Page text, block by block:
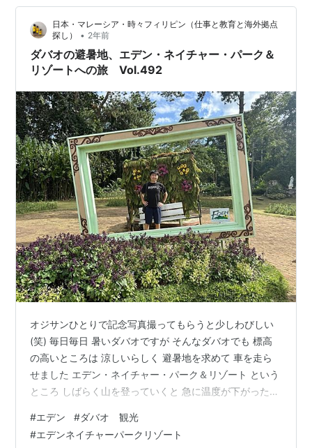
リゾロリ 大イベントになっていました なんか身近な企業
の お祝いって うれしいですよね ミンダナオ島とBEPPU
ダバオのある ミンダナオ島の地図 とBEPPUのコラボ…
日本・マレーシア・時々フィリピン（仕事と教育と海外拠点
探し）
• 2年前
ダバオの避暑地、エデン・ネイチャー・パーク＆
リゾートへの旅 Vol.492
オジサンひとりで記念写真撮ってもらうと少しわびしい
(笑) 毎日毎日 暑いダバオですが そんなダバオでも 標高
の高いところは 涼しいらしく 避暑地を求めて 車を走ら
せました エデン・ネイチャー・パーク＆リゾート という
ところ しばらく山を登っていくと 急に温度が下がった感
これは という感じです ひまわり畑にて コテージの 宿泊
棟や プール 乗馬 アクティビティー 釣り堀 など充実して
#エデン #ダバオ 観光
#エデンネイチャーパークリゾート